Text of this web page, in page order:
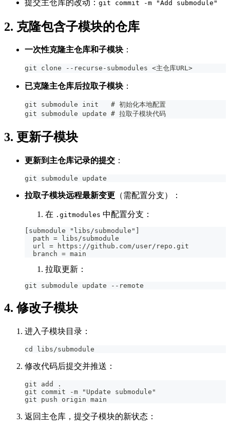
提交主仓库的改动： git commit -m "Add submodule"
2. 克隆包含子模块的仓库
一次性克隆主仓库和子模块 ：
git clone --recurse-submodules <主仓库URL>
已克隆主仓库后拉取子模块 ：
git submodule init   # 初始化本地配置
git submodule update # 拉取子模块代码
3. 更新子模块
更新到主仓库记录的提交 ：
git submodule update
拉取子模块远程最新变更 （需配置分支）：
在 .gitmodules 中配置分支：
[submodule "libs/submodule"]
  path = libs/submodule
  url = https://github.com/user/repo.git
  branch = main
拉取更新：
git submodule update --remote
4. 修改子模块
进入子模块目录：
cd libs/submodule
修改代码后提交并推送：
git add .
git commit -m "Update submodule"
git push origin main
返回主仓库，提交子模块的新状态：